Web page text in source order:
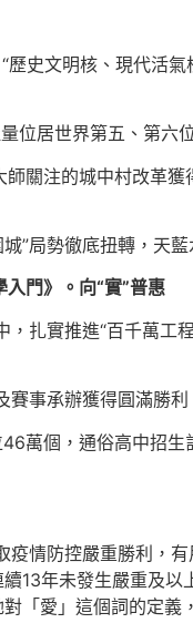
歷史文明核、現代活氣
位居世界第五、第六
關注的城中村改革
”局勢徹底扭轉，天
門》。向“實”普惠
扎實推進“百千萬工
事承辦獲得圓滿勝利
萬個，通俗高中招生
疫情防控嚴重勝利，
13年未發生嚴重及以
「愛」這個詞的定